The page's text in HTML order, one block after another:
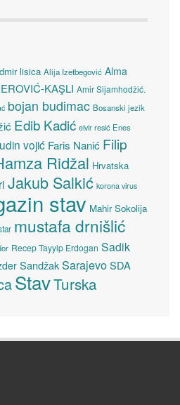
lisica Alija Izetbegović Alma
KAŞLI Amir Sijamhodžić.
bojan budimac Bosanski jezik
Edib Kadić elvir resić Enes
vojić Faris Nanić Filip
Ridžal Hrvatska
Jakub Salkić korona virus
stav Mahir Sokolija
mustafa drnišlić
Recep Tayyip Erdogan Sadik
SandžakSarajevoSDA
StavTurska